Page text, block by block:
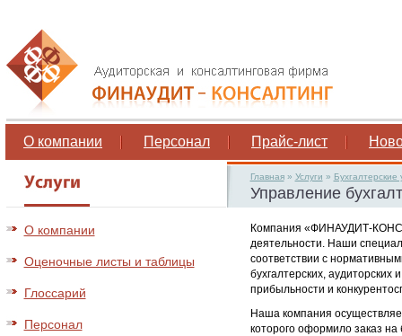
О компании Персонал Прайс-лист
О компании
Оценочные листы и таблицы
Глоссарий
Персонал
Главная » Услуги » Бухгалтерские
Управление
Компания «ФИНАУДИТ-
деятельности. Наши
соответствии с
бухгалтерских,
прибыльности и
Наша компания
которого оформило заказ на